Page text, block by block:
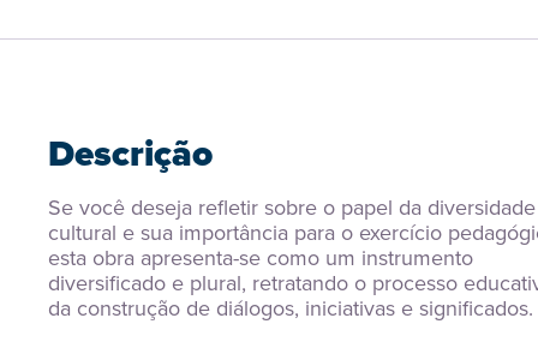
Descrição
Se você deseja refletir sobre o papel da diversidade
cultural e sua importância para o exercício
esta obra apresenta-se como um instrumento
diversificado e plural, retratando o processo
da construção de diálogos, iniciativas e significados.